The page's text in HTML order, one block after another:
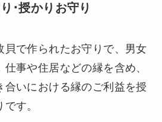
･授かりお守り
貝で作られたお守りで、男女
事や住居などの縁を含め、
合いにおける縁のご利益を授
す。